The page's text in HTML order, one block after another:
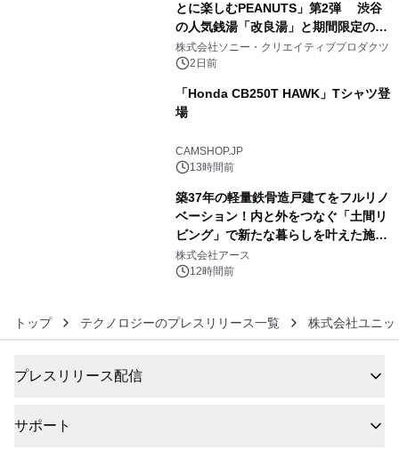
とに楽しむPEANUTS」第2弾 渋谷
の人気銭湯「改良湯」と期間限定のコ
ラボレーション サウナイキタイコラ
ボグッズも発売決定！
株式会社ソニー・クリエイティブプロダクツ
2日前
「Honda CB250T HAWK」Tシャツ登
場
CAMSHOP.JP
13時間前
築37年の軽量鉄骨造戸建てをフルリノ
ベーション！内と外をつなぐ「土間リ
ビング」で新たな暮らしを叶えた施工
事例を株式会社アースが公開
株式会社アース
12時間前
トップ テクノロジーのプレスリリース一覧 株式会社ユニッ
プレスリリース配信
サポート